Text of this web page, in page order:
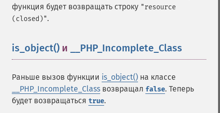
функция будет возвращать строку "resource
(closed)".
is_object() и __PHP_Incomplete_Class
Раньше вызов функции is_object() на классе
__PHP_Incomplete_Class возвращал false. Теперь
будет возвращаться true.